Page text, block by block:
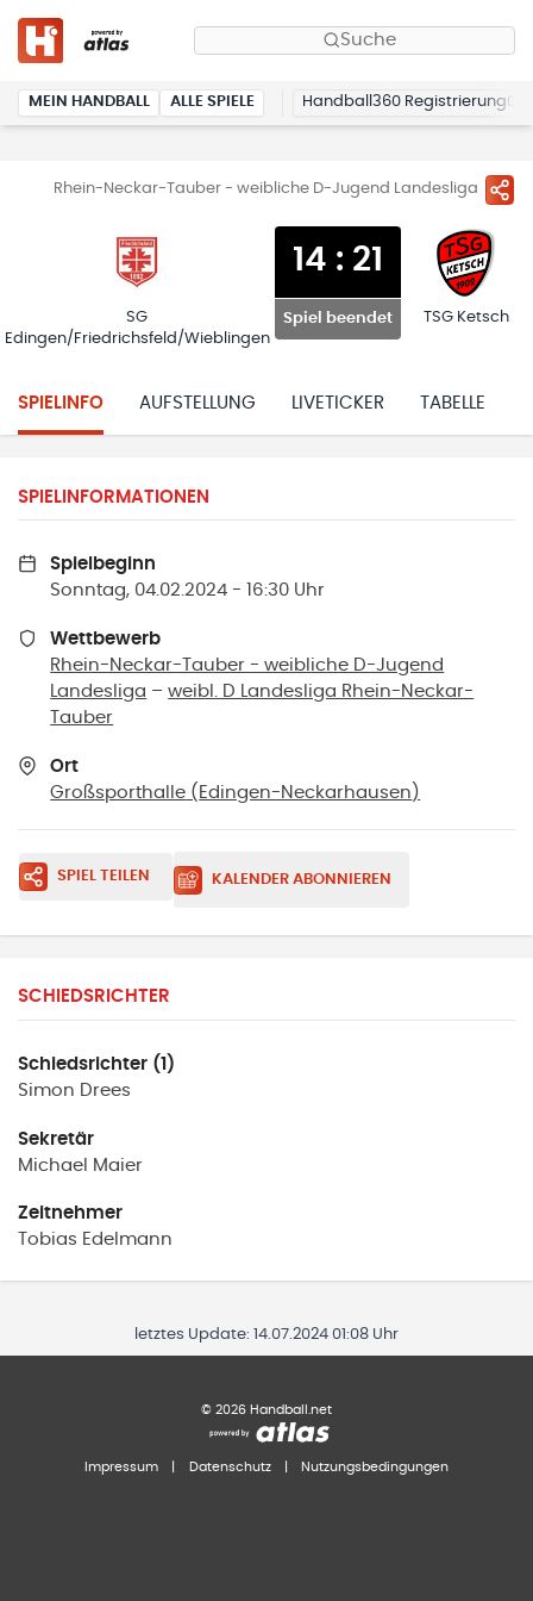
Suche
MEIN HANDBALL ALLE SPIELE Handball360 Registrierung
Rhein-Neckar-Tauber - weibliche D-Jugend Landesliga
SG
Edingen/Friedrichsfeld/Wieblingen
14 : 21
Spiel beendet TSG Ketsch
SPIELINFO AUFSTELLUNG LIVETICKER TABELLE
SPIELINFORMATIONEN
Spielbeginn
Sonntag, 04.02.2024 - 16:30 Uhr
Wettbewerb
Rhein-Neckar-Tauber - weibliche D-Jugend
Landesliga –weibl. D Landesliga Rhein-Neckar-
Tauber
Ort
Großsporthalle ( Edingen-Neckarhausen )
SPIEL TEILEN KALENDER ABONNIEREN
SCHIEDSRICHTER
Schiedsrichter (1)
Simon
Drees
Sekretär
Michael
Maier
Zeitnehmer
Tobias Edelmann
letztes Update: 14.07.2024 01:08 Uhr
© 2026 Handball.net
Impressum Datenschutz Nutzungsbedingungen